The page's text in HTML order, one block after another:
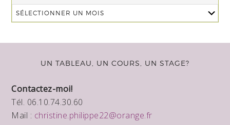
UN TABLEAU, UN COURS, UN STAGE?
Contactez-moi!
Tél. 06.10.74.30.60
Mail : christine.philippe22@orange.fr